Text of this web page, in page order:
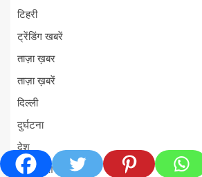
टिहरी
ट्रेंडिंग खबरें
ताज़ा ख़बर
ताज़ा ख़बरें
दिल्ली
दुर्घटना
देश
देश-विदेश